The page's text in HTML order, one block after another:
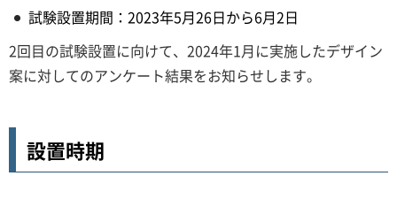
試験設置期間：2023年5月26日から6月2日
2回目の試験設置に向けて、2024年1月に実施したデザイン
案に対してのアンケート結果をお知らせします。
設置時期